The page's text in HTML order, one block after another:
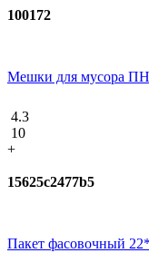
100172
Мешки для мусора
4.3
10
+
15625c2477b5
Пакет фасовочный